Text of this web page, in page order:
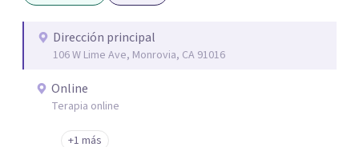
Familiar: Trabajamos contigo y tus seres queridos para
fortalecer las relaciones y mejorar la dinámica familiar.
Terapia cognitivo-conductual Terapia de apoyo Terapia
exposición Terapia de juego para niños Tratamiento de
Dirección principal
106 W Lime Ave, Monrovia, CA 91016
Online
Terapia online
+1 más